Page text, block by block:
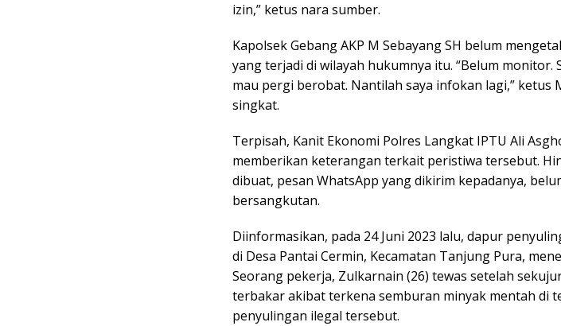
izin,” ketus nara sumber.
Kapolsek Gebang AKP M Sebayang SH belum
yang terjadi di wilayah hukumnya itu. “Belum monitor.
mau pergi berobat. Nantilah saya infokan lagi,” ketus
singkat.
Terpisah, Kanit Ekonomi Polres Langkat IPTU Ali
memberikan keterangan terkait peristiwa tersebut.
dibuat, pesan WhatsApp yang dikirim kepadanya,
bersangkutan.
Diinformasikan, pada 24 Juni 2023 lalu, dapur
di Desa Pantai Cermin, Kecamatan Tanjung Pura,
Seorang pekerja, Zulkarnain (26) tewas setelah
terbakar akibat terkena semburan minyak mentah di
penyulingan ilegal tersebut.